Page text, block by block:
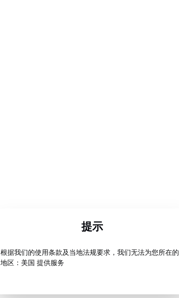
提示
根据我们的使用条款及当地法规要求，我们无法为您所在的
地区：美国 提供服务